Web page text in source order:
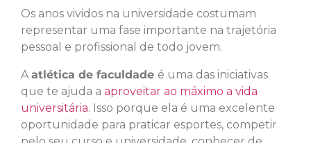
Os anos vividos na universidade costumam
representar uma fase importante na trajetória
pessoal e profissional de todo jovem.
Aatlética de faculdade é uma das iniciativas
que te ajuda a aproveitar ao máximo a vida
universitária. Isso porque ela é uma excelente
oportunidade para praticar esportes, competir